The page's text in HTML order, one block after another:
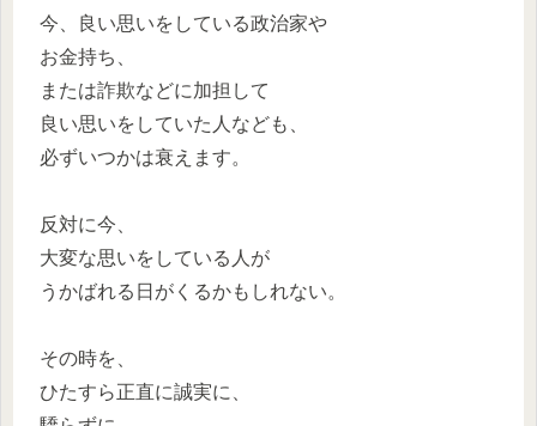
今、良い思いをしている政治家や
お金持ち、
または詐欺などに加担して
良い思いをしていた人なども、
必ずいつかは衰えます。
反対に今、
大変な思いをしている人が
うかばれる日がくるかもしれない。
その時を、
ひたすら正直に誠実に、